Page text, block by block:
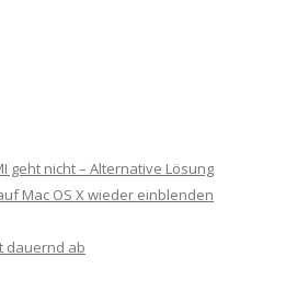
geht nicht – Alternative Lösung
Mac OS X wieder einblenden
dauernd ab